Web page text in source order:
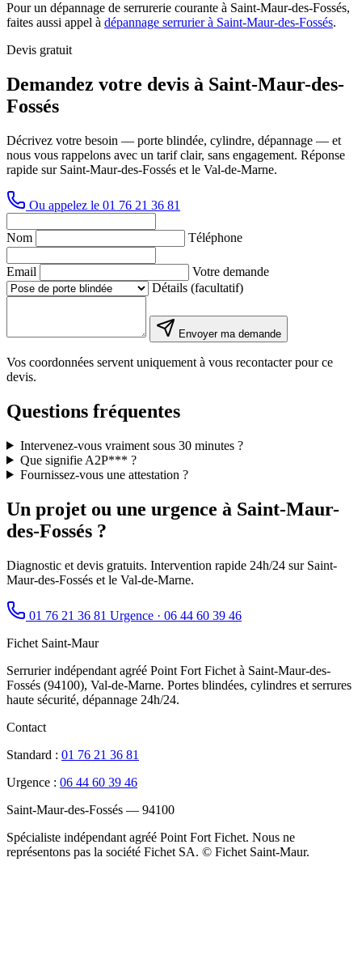
Pour un dépannage de serrurerie courante à Saint-Maur-des-Fossés,
faites aussi appel à dépannage serrurier à Saint-Maur-des-Fossés.
Devis gratuit
Demandez votre devis à Saint-Maur-des-
Fossés
Décrivez votre besoin — porte blindée, cylindre, dépannage — et
nous vous rappelons avec un tarif clair, sans engagement. Réponse
rapide sur Saint-Maur-des-Fossés et le Val-de-Marne.
Ou appelez le 01 76 21 36 81
Nom Téléphone
Email
Votre demande
Détails (facultatif)
Envoyer ma demande
Vos coordonnées servent uniquement à vous recontacter pour ce
devis.
Questions fréquentes
Intervenez-vous vraiment sous 30 minutes ?
Que signifie A2P*** ?
Fournissez-vous une attestation ?
Un projet ou une urgence à Saint-Maur-
des-Fossés ?
Diagnostic et devis gratuits. Intervention rapide 24h/24 sur Saint-
Maur-des-Fossés et le Val-de-Marne.
01 76 21 36 81 Urgence · 06 44 60 39 46
Fichet Saint-Maur
Serrurier indépendant agréé Point Fort Fichet à Saint-Maur-des-
Fossés (94100), Val-de-Marne. Portes blindées, cylindres et serrures
haute sécurité, dépannage 24h/24.
Contact
Standard : 01 76 21 36 81
Urgence : 06 44 60 39 46
Saint-Maur-des-Fossés — 94100
Spécialiste indépendant agréé Point Fort Fichet. Nous ne
représentons pas la société Fichet SA. © Fichet Saint-Maur.